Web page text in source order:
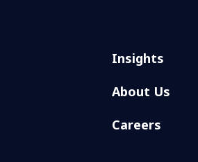
Insights
About Us
Careers